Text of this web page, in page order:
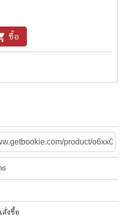
ซื้อ
งซื้อ